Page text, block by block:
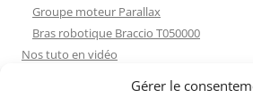
Gérer le
Groupe moteur Parallax
Bras robotique Braccio T050000
Nos tuto en vidéo